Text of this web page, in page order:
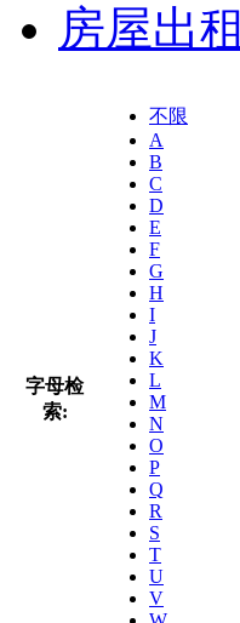
房屋出租
字母检
索:
不限
A
B
C
D
E
F
G
H
I
J
K
L
M
N
O
P
Q
R
S
T
U
V